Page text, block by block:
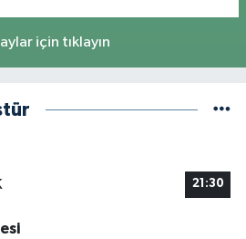
için tıklayın
21:30